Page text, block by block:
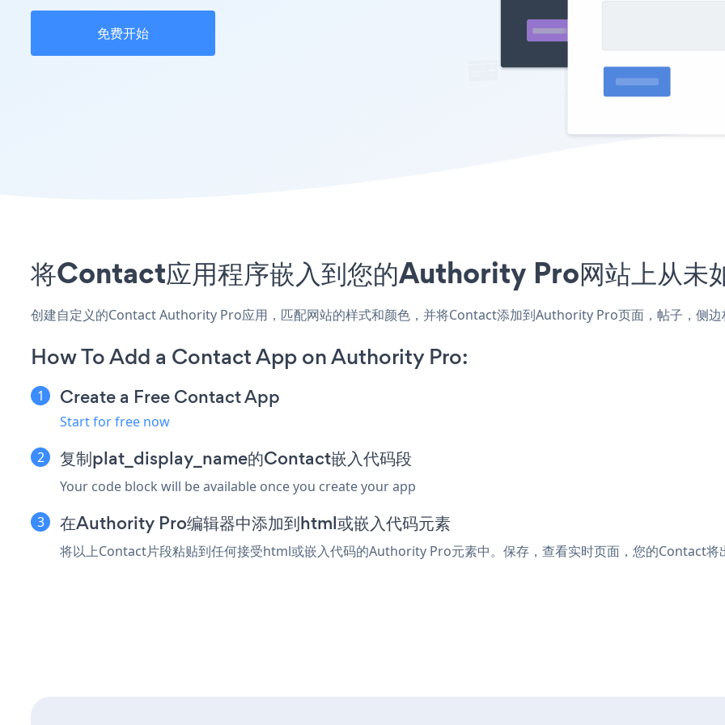
免费开始
将Contact应用程序嵌入到您的Authority Pro网站上从未
创建自定义的Contact Authority Pro应用，匹配网站的样式和颜色，并将Contact添加到Authority Pro页面，帖子，侧边
How To Add a Contact App on Authority Pro:
Create a Free Contact App
Start for free now
复制plat_display_name的Contact嵌入代码段
Your code block will be available once you create your app
在Authority Pro编辑器中添加到html或嵌入代码元素
将以上Contact片段粘贴到任何接受html或嵌入代码的Authority Pro元素中。保存，查看实时页面，您的Contact将